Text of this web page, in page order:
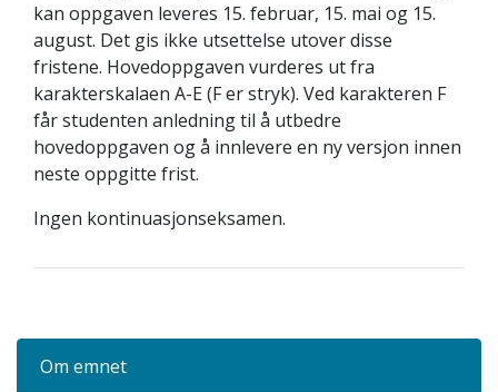
kan oppgaven leveres 15. februar, 15. mai og 15.
august. Det gis ikke utsettelse utover disse
fristene. Hovedoppgaven vurderes ut fra
karakterskalaen A-E (F er stryk). Ved karakteren F
får studenten anledning til å utbedre
hovedoppgaven og å innlevere en ny versjon innen
neste oppgitte frist.
Ingen kontinuasjonseksamen.
Om emnet